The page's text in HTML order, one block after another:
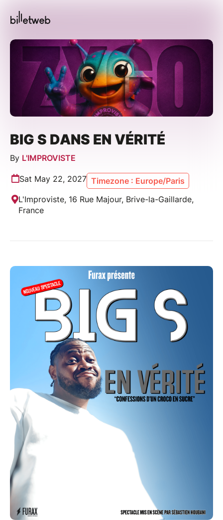
BIG S DANS EN VÉRITÉ
By L'IMPROVISTE
Sat May 22, 2027 Timezone : Europe/Paris
L'Improviste, 16 Rue Majour, Brive-la-Gaillarde,
France